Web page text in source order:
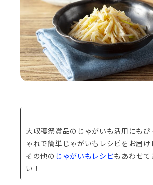
大収穫祭賞品のじゃがいも活用にもぴ
ゃれで簡単じゃがいもレシピをお届け
その他の じゃがいもレシピもあわせ
い！